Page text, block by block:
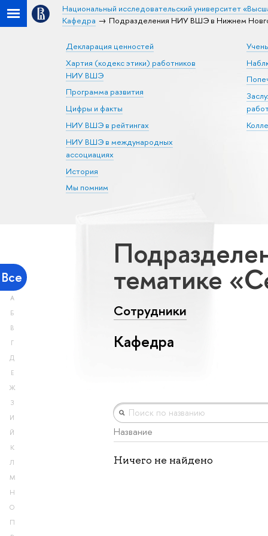
Национальный исследовательский университет
Кафедра
Подразделения НИУ ВШЭ в Нижнем
Декларация ценностей
Хартия (кодекс этики) работников
НИУ ВШЭ
Программа развития
Цифры и факты
НИУ ВШЭ в рейтингах
НИУ ВШЭ в международных
ассоциациях
История
Мы помним
Все
А
Б
В
Г
Д
Е
Ж
З
И
Й
К
Л
М
Н
О
П
тематике
Сотрудники
Кафедра
Название
Ничего не найдено